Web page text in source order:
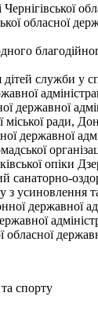
обласної
служби у
державної
ради,
державної
опіки
державної
спорту